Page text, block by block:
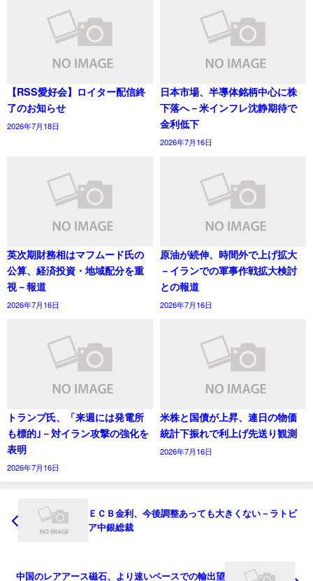
【RSS愛好会】ロイター配信終
了のお知らせ
2026年7月18日
日本市場、半導体銘柄中心に株
下落へ－米インフレ沈静期待で
金利低下
2026年7月16日
英次期財務相はマフムード氏の
公算、経済投資・地域配分を重
視－報道
2026年7月16日
原油が続伸、時間外で上げ拡大
－イランでの軍事作戦拡大検討
との報道
2026年7月16日
トランプ氏、「来週には発電所
も標的｣－対イラン攻撃の強化を
表明
2026年7月16日
米株と国債が上昇、連日の物価
統計下振れで利上げ先送り観測
2026年7月16日
ＥＣＢ金利、今後調整あっても大きくない－ラトビ
ア中銀総裁
中国のレアアース磁石、より速いペースでの輸出望